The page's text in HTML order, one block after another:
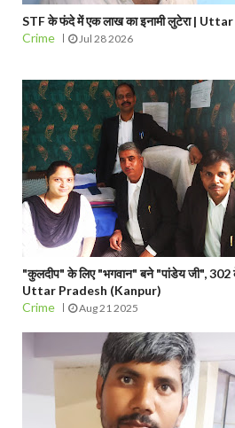
STF के फंदे में एक लाख का इनामी लुटेरा |
Crime
Jul 28 2026
"कुलदीप" के लिए "भगवान" बने "पांडेय जी", 302
Uttar Pradesh (Kanpur)
Crime
Aug 21 2025